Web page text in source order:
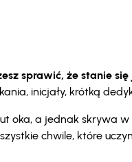
sprawić, że stanie
inicjały, krótką
oka, a jednak skrywa
chwile, które